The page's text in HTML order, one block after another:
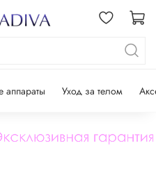
аппараты Уход за телом